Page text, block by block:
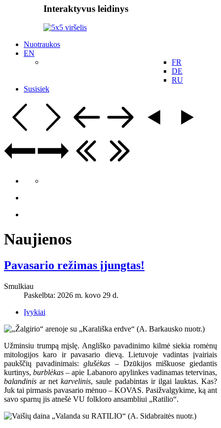
Interaktyvus leidinys
Nuotraukos
EN
FR
DE
RU
Susisiek
Naujienos
Pavasario režimas įjungtas!
Smulkiau
Paskelbta: 2026 m. kovo 29 d.
Įvykiai
Užminsiu trumpą mįslę. Angliško pavadinimo kilmė siekia romėnų
mitologijos karo ir pavasario dievą. Lietuvoje vadintas įvairiais
paukščių pavadinimais:glušėkas – Dzūkijos miškuose giedantis
kurtinys,burblėkas– apie Labanoro apylinkes vadinamas tetervinas,
balandinisar netkarvelinis, saule padabintas ir ilgai lauktas. Kas?
Juk tai pirmasis pavasario mėnuo – KOVAS. Pasižvalgykime, ką ant
savo sparnų jis atnešė VU folkloro ansambliui „Ratilio“.